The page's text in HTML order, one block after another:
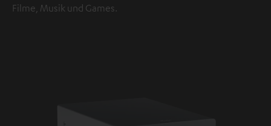
Filme, Musik und Games.